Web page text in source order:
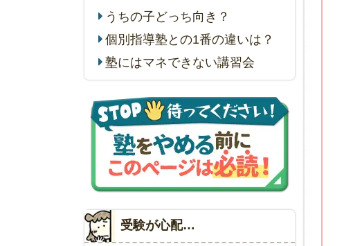
うちの子どっち向き？
個別指導塾との1番の違いは？
塾にはマネできない講習会
受験が心配…